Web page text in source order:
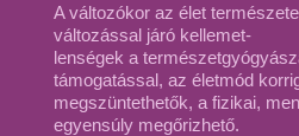
A változókor az élet
változással járó kellemet-
lenségek a
támogatással, az életmód
megszüntethetők, a fizikai,
egyensúly megőrizhető.